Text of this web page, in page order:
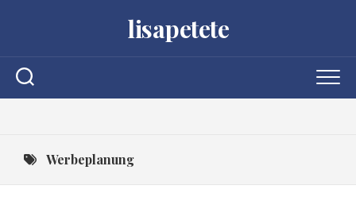
lisapetete
Werbeplanung